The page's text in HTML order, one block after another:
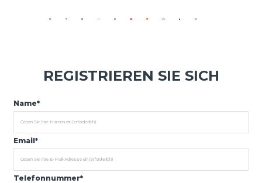
REGISTRIEREN SIE SICH
Name*
Email*
Telefonnummer*